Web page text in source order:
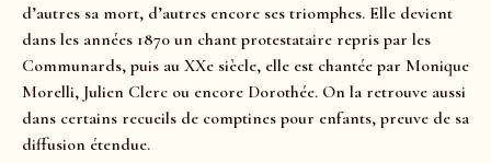
d’autres sa mort, d’autres encore ses triomphes. Elle devient
dans les années 1870 un chant protestataire repris par les
Communards, puis au XXe siècle, elle est chantée par Monique
Morelli, Julien Clerc ou encore Dorothée. On la retrouve aussi
dans certains recueils de comptines pour enfants, preuve de sa
diffusion étendue.